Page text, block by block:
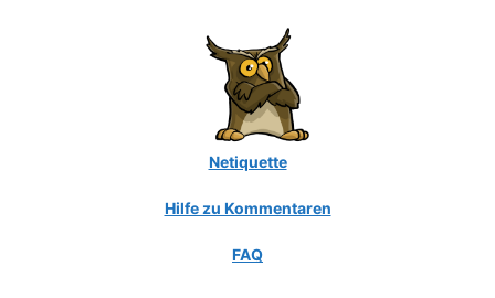
Netiquette
Hilfe zu Kommentaren
FAQ